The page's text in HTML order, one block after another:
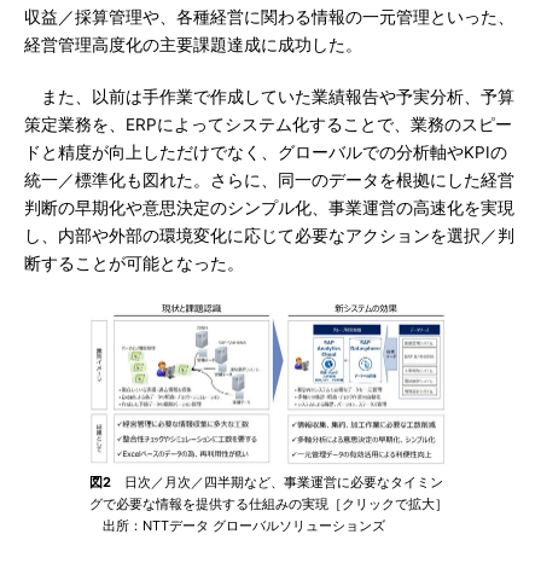
収益／採算管理や、各種経営に関わる情報の一元管理といった、
経営管理高度化の主要課題達成に成功した。
また、以前は手作業で作成していた業績報告や予実分析、予算
策定業務を、ERPによってシステム化することで、業務のスピー
ドと精度が向上しただけでなく、グローバルでの分析軸やKPIの
統一／標準化も図れた。さらに、同一のデータを根拠にした経営
判断の早期化や意思決定のシンプル化、事業運営の高速化を実現
し、内部や外部の環境変化に応じて必要なアクションを選択／判
断することが可能となった。
図2 日次／月次／四半期など、事業運営に必要なタイミン
グで必要な情報を提供する仕組みの実現［クリックで拡大］
出所：NTTデータ グローバルソリューションズ